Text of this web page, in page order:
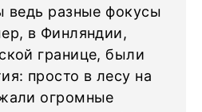
ведь разные фокусы
в Финляндии,
границе, были
просто в лесу на
огромные